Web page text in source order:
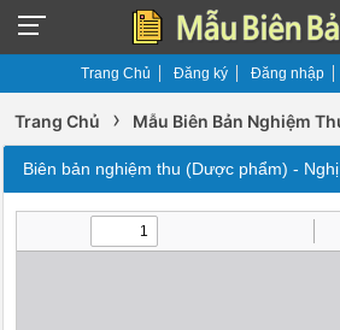
Trang Chủ Đăng ký Đăng nhập
Trang Chủ › Mẫu Biên Bản Nghiệm
Biên bản nghiệm thu (Dược phẩm) -